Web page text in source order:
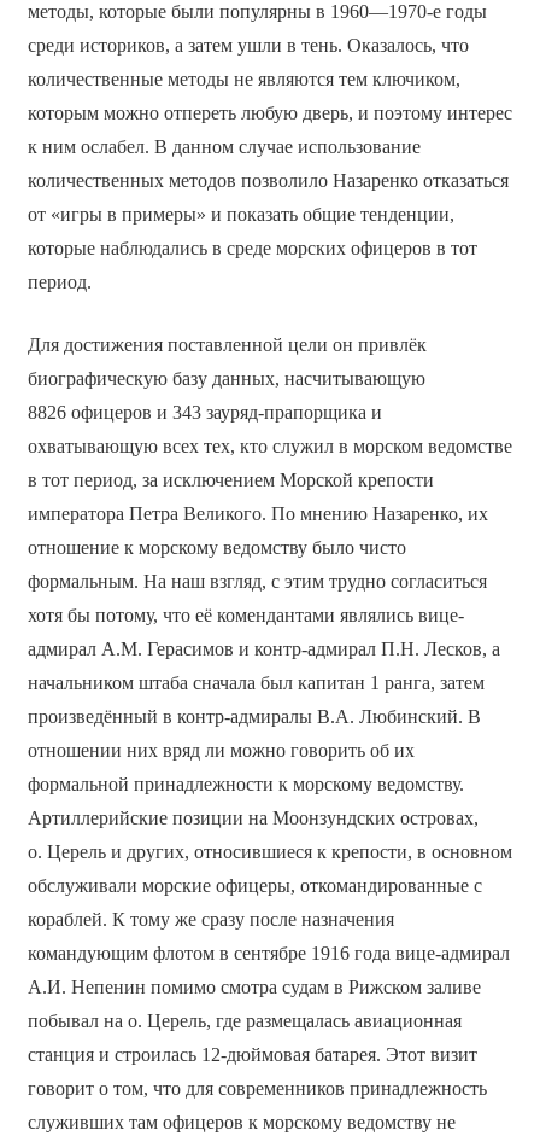
методы, которые были популярны в 1960—1970-е годы
среди историков, а затем ушли в тень. Оказалось, что
количественные методы не являются тем ключиком,
которым можно отпереть любую дверь, и поэтому интерес
к ним ослабел. В данном случае использование
количественных методов позволило Назаренко отказаться
от «игры в примеры» и показать общие тенденции,
которые наблюдались в среде морских офицеров в тот
период.
Для достижения поставленной цели он привлёк
биографическую базу данных, насчитывающую
8826 офицеров и 343 зауряд-прапорщика и
охватывающую всех тех, кто служил в морском ведомстве
в тот период, за исключением Морской крепости
императора Петра Великого. По мнению Назаренко, их
отношение к морскому ведомству было чисто
формальным. На наш взгляд, с этим трудно согласиться
хотя бы потому, что её комендантами являлись вице-
адмирал А.М. Герасимов и контр-адмирал П.Н. Лесков, а
начальником штаба сначала был капитан 1 ранга, затем
произведённый в контр-адмиралы В.А. Любинский. В
отношении них вряд ли можно говорить об их
формальной принадлежности к морскому ведомству.
Артиллерийские позиции на Моонзундских островах,
о. Церель и других, относившиеся к крепости, в основном
обслуживали морские офицеры, откомандированные с
кораблей. К тому же сразу после назначения
командующим флотом в сентябре 1916 года вице-адмирал
А.И. Непенин помимо смотра судам в Рижском заливе
побывал на о. Церель, где размещалась авиационная
станция и строилась 12-дюймовая батарея. Этот визит
говорит о том, что для современников принадлежность
служивших там офицеров к морскому ведомству не